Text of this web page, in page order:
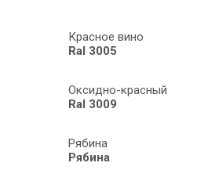
Красное вино
Ral 3005
Оксидно-красный
Ral 3009
Рябина
Рябина